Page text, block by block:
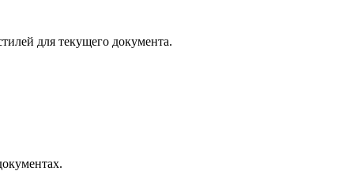
для текущего документа.